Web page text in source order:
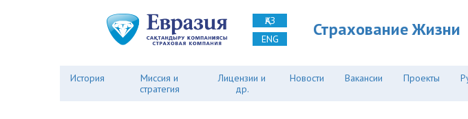
ҚАЗ
ENG
Страхование Жизни
История
Миссия и
стратегия
Лицензии и
др.
Новости Вакансии Проекты